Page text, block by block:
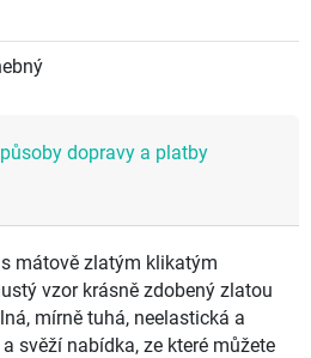
dopravy a platby
mátově zlatým klikatým
vzor krásně zdobený zlatou
mírně tuhá, neelastická a
svěží nabídka, ze které můžete